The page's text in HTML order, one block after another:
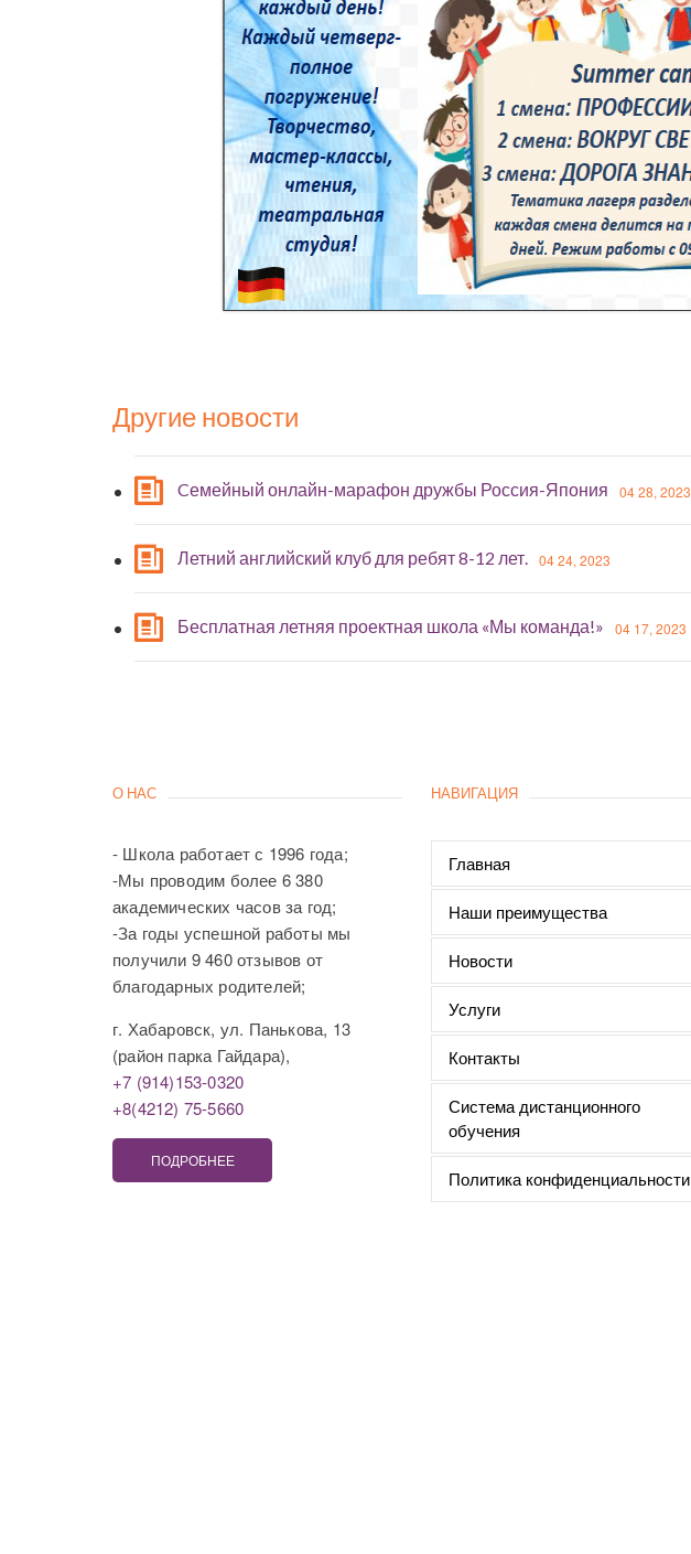
Другие новости
Cемейный онлайн-марафон дружбы Россия-Япония 04 28, 2023
Летний английский клуб для ребят 8-12 лет. 04 24, 2023
Бесплатная летняя проектная школа «Мы команда!» 04 17, 2023
О НАС
- Школа работает с 1996 года;
-Мы проводим более 6 380
академических часов за год;
-За годы успешной работы мы
получили 9 460 отзывов от
благодарных родителей;
г. Хабаровск, ул. Панькова, 13
(район парка Гайдара),
+7 (914)153-0320
+8(4212) 75-5660
ПОДРОБНЕЕ
НАВИГАЦИЯ
Главная
Наши преимущества
Новости
Услуги
Контакты
Система дистанционного
обучения
Политика конфиденциальности